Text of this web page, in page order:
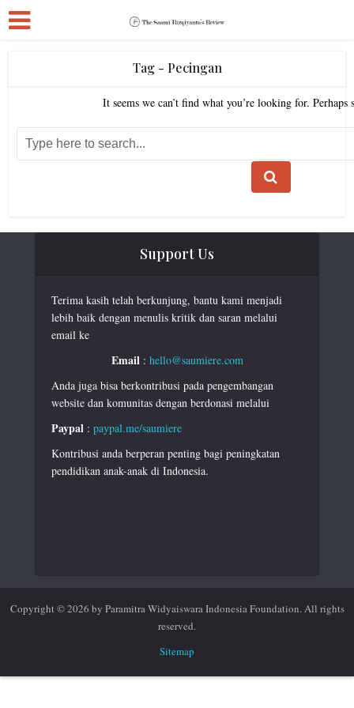
Tag - Pecingan
It seems we can’t find what you’re looking for. Perhaps
Support Us
Terima kasih telah berkunjung, bantu kami menjadi
lebih baik dengan menulis kritik dan saran melalui
email ke
Email: hello@saumiere.com
Anda juga bisa berkontribusi pada pengembangan
website dan komunitas dengan berdonasi melalui
Paypal : paypal.me/saumiere
Kontribusi anda berperan penting bagi peningkatan
pendidikan anak-anak di Indonesia.
Copyright © 2026 by Paramitra Widyaiswara Indonesia Foundation. All rights
reserved.
Sitemap